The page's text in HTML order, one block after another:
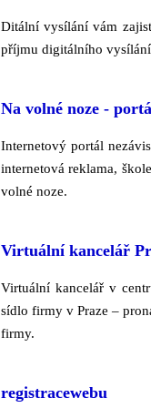
Ditální vysílání vám
příjmu digitálního
Na volné noze -
Internetový portál
internetová reklama,
volné noze.
Virtuální kancelář
Virtuální kancelář v
sídlo firmy v Praze –
firmy.
registracewebu